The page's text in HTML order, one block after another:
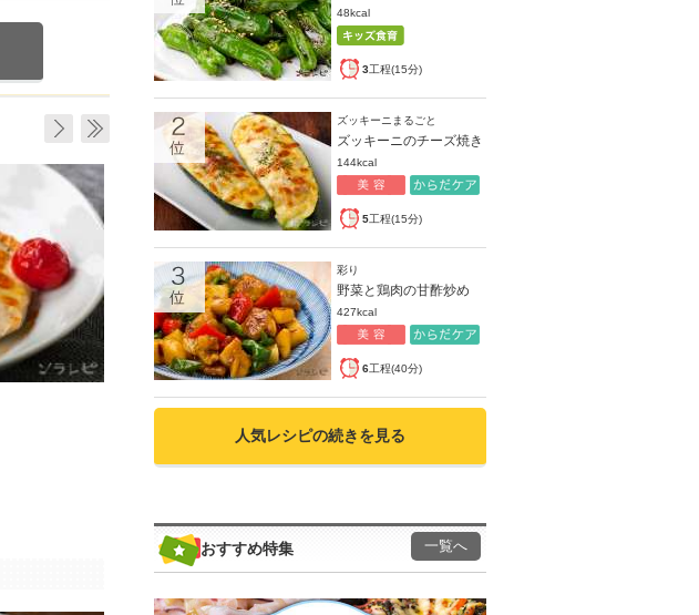
48kcal
3工程(15分)
ズッキーニまるごと
ズッキーニのチーズ焼き
144kcal
5工程(15分)
彩り
野菜と鶏肉の甘酢炒め
427kcal
6工程(40分)
人気レシピの続きを見る
おすすめ特集 一覧へ